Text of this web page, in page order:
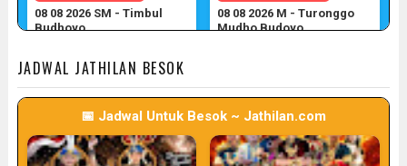
08 08 2026 SM - Timbul
Budhoyo
08 08 2026 M - Turonggo
Mudho Budoyo
JADWAL JATHILAN BESOK
📅 Jadwal Untuk Besok ~ Jathilan.com